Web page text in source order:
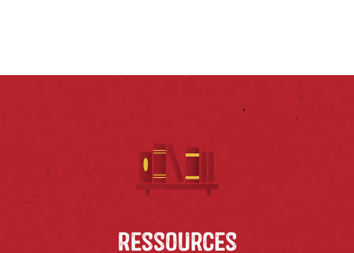
Ressources